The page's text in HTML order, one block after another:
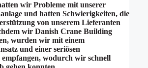
wir Probleme mit unserer
und hatten Schwierigkeiten, die
von unserem Lieferanten
wir Danish Crane Building
wurden wir mit einem
und einer seriösen
wodurch wir schnell